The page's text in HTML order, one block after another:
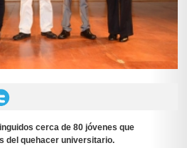
cerca de 80 jóvenes que
del quehacer universitario.